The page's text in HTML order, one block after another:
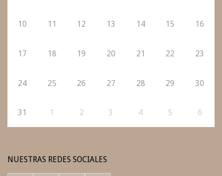
10 11 12 13 14 15 16
17 18 19 20 21 22 23
24 25 26 27 28 29 30
31 1 2 3 4 5 6
NUESTRAS REDES SOCIALES